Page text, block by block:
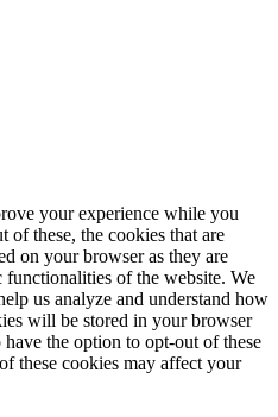
your experience while you
of these, the cookies that are
on your browser as they are
of the website. We
us analyze and understand how
will be stored in your browser
the option to opt-out of these
these cookies may affect your